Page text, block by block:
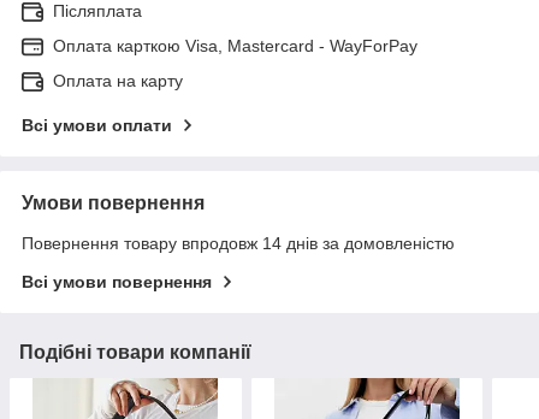
Післяплата
Оплата карткою Visa, Mastercard - WayForPay
Оплата на карту
Всі умови оплати
Умови повернення
Повернення товару впродовж 14 днів за домовленістю
Всі умови повернення
Подібні товари компанії